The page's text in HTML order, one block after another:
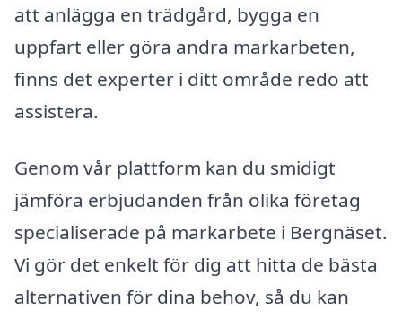
att anlägga en trädgård, bygga en
uppfart eller göra andra markarbeten,
finns det experter i ditt område redo att
assistera.
Genom vår plattform kan du smidigt
jämföra erbjudanden från olika företag
specialiserade på markarbete i Bergnäset.
Vi gör det enkelt för dig att hitta de bästa
alternativen för dina behov, så du kan